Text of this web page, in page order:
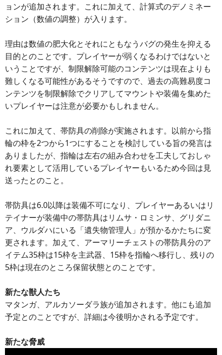
ョンが追加されます。これに加えて、計算式のデノミネー
ション（数値の調整）が入ります。
理由は数値の肥大化とそれにともなうバグの発生を抑える
目的とのことです。プレイヤーが弱くなるわけではないと
いうことですが、制限解除可能のコンテンツは現在よりも
難しくなる可能性があるそうですので、過去の高難易度コ
ンテンツを制限解除でクリアしてマウントや装備を集めた
いプレイヤーは注意が必要かもしれません。
これに加えて、帯防具の削除が実施されます。以前から指
輪の枠を2つから1つにすることを検討している旨の発言は
ありましたが、指輪は左右の組み合わせを工夫しておしゃ
れ要素として活用しているプレイヤーもいるため今回は見
送ったとのこと。
帯防具は6.0以降は装備不可になり、プレイヤーあるいはリ
テイナーが装備中の帯防具はリムサ・ロミンサ、グリダニ
ア、ウルダハにいる「遺失物管理人」が預かるかたちに変
更されます。加えて、アーマリーチェストの帯防具分のア
イテム35枠は15枠を主武器、15枠を指輪へ移行し、残りの
5枠は現在のところ保留状態とのことです。
新たな獣人たち
マタンガ、アルカソーダラ族が追加されます。他にも追加
予定とのことですが、詳細は今後明かされる予定です。
新たな脅威